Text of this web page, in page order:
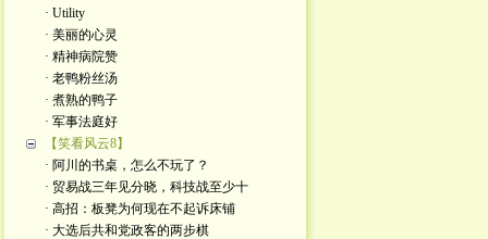
· Utility
· 美丽的心灵
· 精神病院赞
· 老鸭粉丝汤
· 煮熟的鸭子
· 军事法庭好
【笑看风云8】
· 阿川的书桌，怎么不玩了？
· 贸易战三年见分晓，科技战至少十
· 高招：板凳为何现在不起诉床铺
· 大选后共和党政客的两步棋